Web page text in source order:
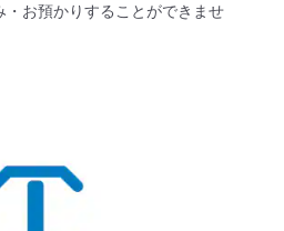
・お預かりすることができませ